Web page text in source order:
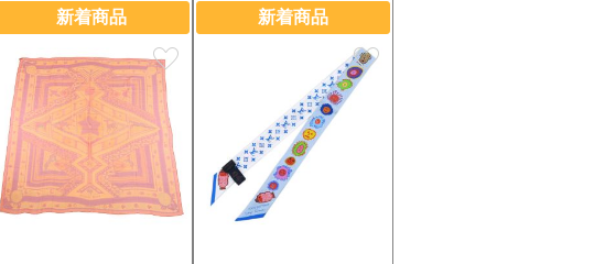
新着商品
favorite
新着商品
favorite